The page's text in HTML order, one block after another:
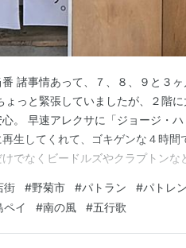
諸事情あって、７、８、９と３
ょっと緊張していましたが、２階
。 早速アレクサに「ジョージ・
生してくれて、ゴキゲンな４時
でなくビードルズやクラプトンな
。（ホントに幸せ💖） 糸かおでは
様が支払い時「糸島ペイで」って
街 #野菊市 #パトラン #パトレ
ペイ #南の風 #五行歌